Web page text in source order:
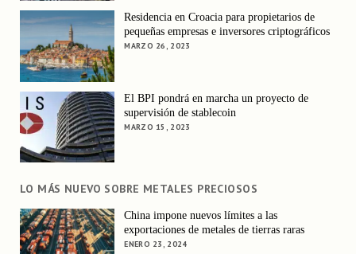
Residencia en Croacia para propietarios de
pequeñas empresas e inversores criptográficos
MARZO 26, 2023
El BPI pondrá en marcha un proyecto de
supervisión de stablecoin
MARZO 15, 2023
LO MÁS NUEVO SOBRE METALES PRECIOSOS
China impone nuevos límites a las
exportaciones de metales de tierras raras
ENERO 23, 2024